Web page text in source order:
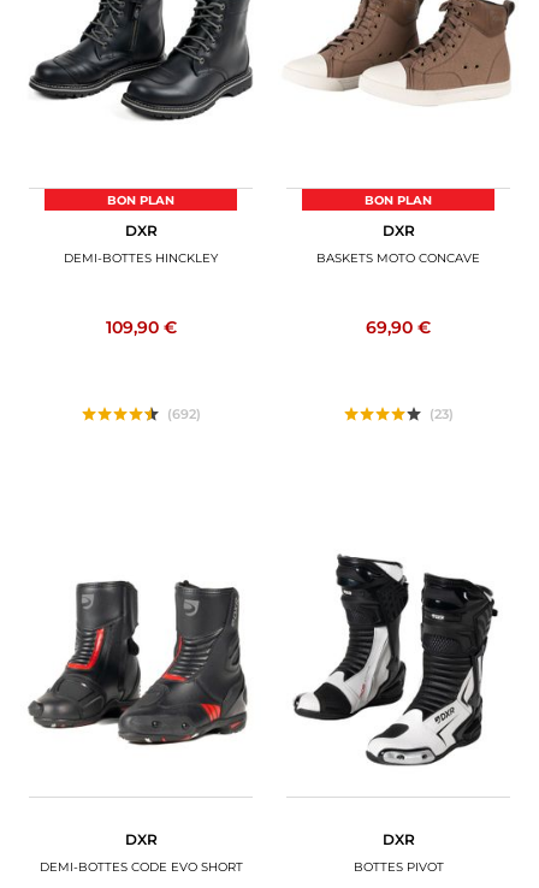
BON PLAN
DXR
DEMI-BOTTES HINCKLEY
109,90 €
(692)
BON PLAN
DXR
BASKETS MOTO CONCAVE
69,90 €
(23)
DXR
DEMI-BOTTES CODE EVO SHORT
DXR
BOTTES PIVOT